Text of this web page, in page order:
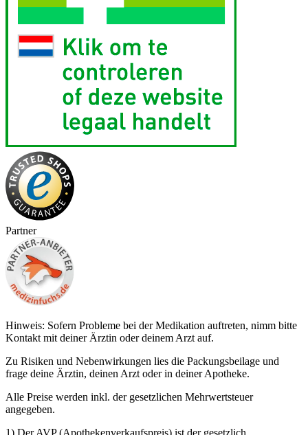
Partner
Hinweis: Sofern Probleme bei der Medikation auftreten, nimm bitte
Kontakt mit deiner Ärztin oder deinem Arzt auf.
Zu Risiken und Nebenwirkungen lies die Packungsbeilage und
frage deine Ärztin, deinen Arzt oder in deiner Apotheke.
Alle Preise werden inkl. der gesetzlichen Mehrwertsteuer
angegeben.
1) Der AVP (Apothekenverkaufspreis) ist der gesetzlich